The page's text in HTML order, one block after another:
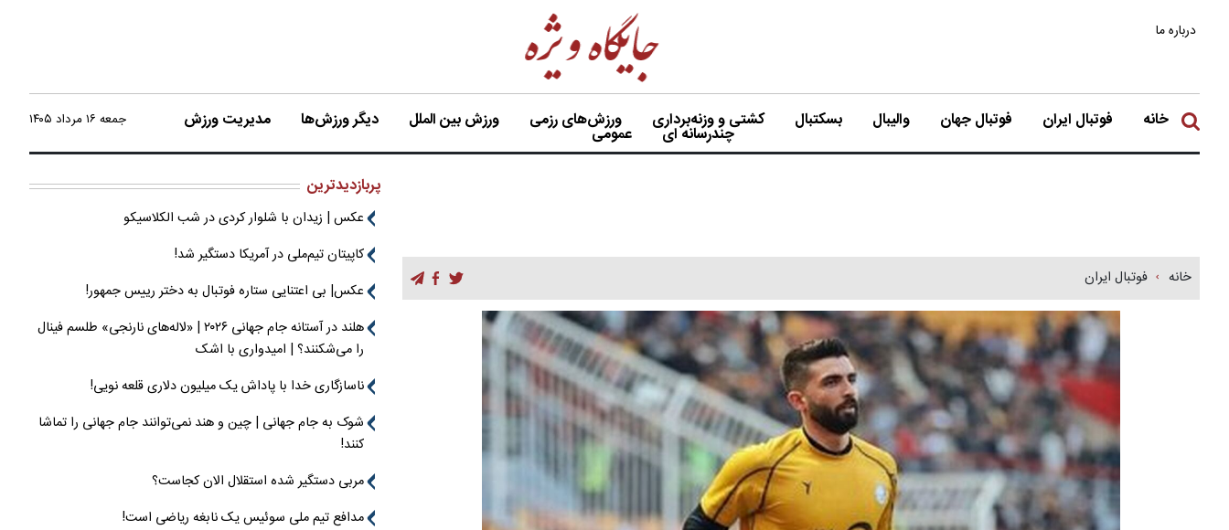
درباره ما
خانه فوتبال ایران فوتبال جهان والیبال بسکتبال کشتی و وزنه‌برداری ورزش‌های رزمی ورزش بین الملل دیگر ورزش‌ها مدیریت ورزش
چندرسانه ای عمومی
جمعه ۱۶ مرداد ۱۴۰۵
خانه فوتبال ایران
پربازدیدترین
عکس | زیدان با شلوار کردی در شب الکلاسیکو
کاپیتان تیم‌ملی در آمریکا دستگیر شد!
عکس| بی اعتنایی ستاره فوتبال به دختر رییس جمهور!
هلند در آستانه جام جهانی ۲۰۲۶ | «لاله‌های نارنجی» طلسم فینال
را می‌شکنند؟ | امیدواری با اشک
ناسازگاری خدا با پاداش یک میلیون دلاری قلعه نویی!
شوک به جام جهانی | چین و هند نمی‌توانند جام جهانی را تماشا
کنند!
مربی دستگیر شده استقلال الان کجاست؟
مدافع تیم ملی سوئیس یک نابغه ریاضی است!